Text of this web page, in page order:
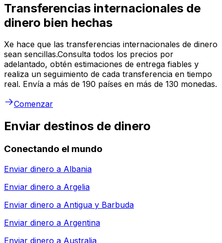
Transferencias internacionales de
dinero bien hechas
Xe hace que las transferencias internacionales de dinero
sean sencillas.Consulta todos los precios por
adelantado, obtén estimaciones de entrega fiables y
realiza un seguimiento de cada transferencia en tiempo
real. Envía a más de 190 países en más de 130 monedas.
Comenzar
Enviar destinos de dinero
Conectando el mundo
Enviar dinero a Albania
Enviar dinero a Argelia
Enviar dinero a Antigua y Barbuda
Enviar dinero a Argentina
Enviar dinero a Australia